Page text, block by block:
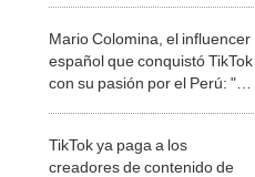
Mario Colomina, el influencer
español que conquistó TikTok
con su pasión por el Perú: "Mi
TikTok ya paga a los
creadores de contenido de